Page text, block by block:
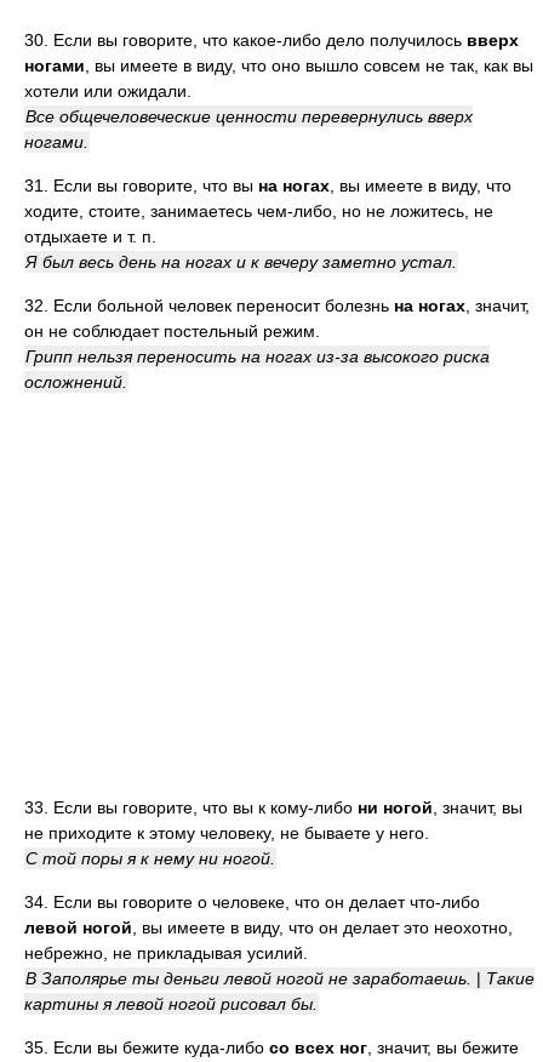
30. Если вы говорите, что какое-либо дело получилось вверх
ногами , вы имеете в виду, что оно вышло совсем не так, как вы
хотели или ожидали.
Все общечеловеческие ценности перевернулись вверх
ногами.
31. Если вы говорите, что вы на ногах , вы имеете в виду, что
ходите, стоите, занимаетесь чем-либо, но не ложитесь, не
отдыхаете и т. п.
Я был весь день на ногах и к вечеру заметно устал.
32. Если больной человек переносит болезнь на ногах , значит,
он не соблюдает постельный режим.
Грипп нельзя переносить на ногах из-за высокого риска
осложнений.
33. Если вы говорите, что вы к кому-либо ни ногой , значит, вы
не приходите к этому человеку, не бываете у него.
С той поры я к нему ни ногой.
34. Если вы говорите о человеке, что он делает что-либо
левой ногой , вы имеете в виду, что он делает это неохотно,
небрежно, не прикладывая усилий.
В Заполярье ты деньги левой ногой не заработаешь. | Такие
картины я левой ногой рисовал бы.
35. Если вы бежите куда-либо со всех ног , значит, вы бежите